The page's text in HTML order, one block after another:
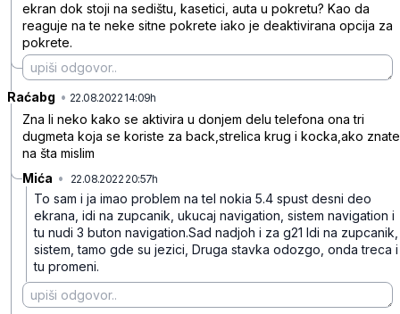
ekran dok stoji na sedištu, kasetici, auta u pokretu? Kao da
reaguje na te neke sitne pokrete iako je deaktivirana opcija za
pokrete.
Raćabg • 22.08.2022 14:09h
Zna li neko kako se aktivira u donjem delu telefona ona tri
dugmeta koja se koriste za back,strelica krug i kocka,ako znate
na šta mislim
Mića • 22.08.2022 20:57h
To sam i ja imao problem na tel nokia 5.4 spust desni deo
ekrana, idi na zupcanik, ukucaj navigation, sistem navigation i
tu nudi 3 buton navigation.Sad nadjoh i za g21 Idi na zupcanik,
sistem, tamo gde su jezici, Druga stavka odozgo, onda treca i
tu promeni.